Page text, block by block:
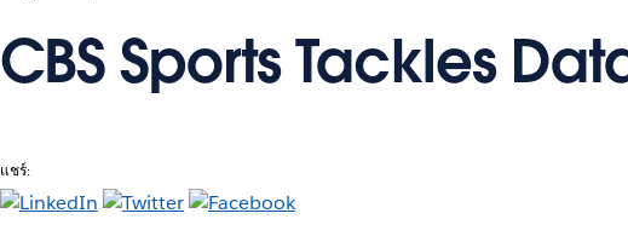
CBS Sports Tackles
แชร์: